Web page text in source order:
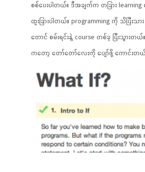
စစ်ပေးပါတယ်။ ဒီအချက်က တခြား
ထူးခြားပါတယ်။ programming ကို သိပြီးသာ
တောင် စမ်းရင်းနဲ့ course တစ်ခု ပြီးသွားတ
ကတော့ တော်တော်လေးကို ပျော်ဖို့ ကောင်းတ